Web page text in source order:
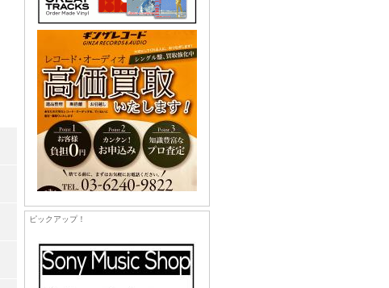
ピックアップ！